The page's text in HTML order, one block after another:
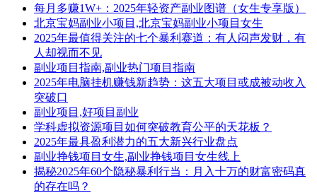
每月多赚1W+：2025年轻资产副业图谱（女生专享版）
北京宝妈副业小项目,北京宝妈副业小项目女生
2025年最值得关注的七个暴利赛道：有人闷声发财，有
人却视而不见
副业项目指南,副业热门项目指南
2025年电脑挂机赚钱新趋势：这五大项目或成被动收入
突破口
副业项目,好项目副业
学科虚拟资源项目如何突破教育公平的天花板？
2025年最具盈利潜力的五大新兴行业盘点
副业挣钱项目女生,副业挣钱项目女生线上
揭秘2025年60个隐秘暴利行当：月入十万的财富密码真
的存在吗？